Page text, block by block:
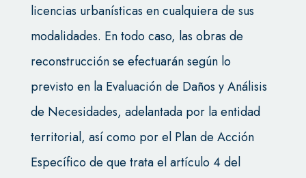
licencias urbanísticas en cualquiera de sus
modalidades. En todo caso, las obras de
reconstrucción se efectuarán según lo
previsto en la Evaluación de Daños y Análisis
de Necesidades, adelantada por la entidad
territorial, así como por el Plan de Acción
Específico de que trata el artículo 4 del